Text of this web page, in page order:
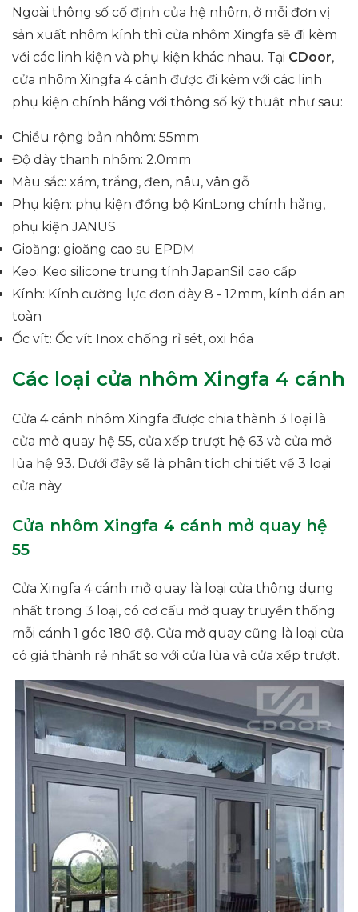
Ngoài thông số cố định của hệ nhôm, ở mỗi đơn vị
sản xuất nhôm kính thì cửa nhôm Xingfa sẽ đi kèm
với các linh kiện và phụ kiện khác nhau. Tại CDoor,
cửa nhôm Xingfa 4 cánh được đi kèm với các linh
phụ kiện chính hãng với thông số kỹ thuật như sau:
Chiều rộng bản nhôm: 55mm
Độ dày thanh nhôm: 2.0mm
Màu sắc: xám, trắng, đen, nâu, vân gỗ
Phụ kiện: phụ kiện đồng bộ KinLong chính hãng,
phụ kiện JANUS
Gioăng: gioăng cao su EPDM
Keo: Keo silicone trung tính JapanSil cao cấp
Kính: Kính cường lực đơn dày 8 - 12mm, kính dán an
toàn
Ốc vít: Ốc vít Inox chống rỉ sét, oxi hóa
Các loại cửa nhôm Xingfa 4 cánh
Cửa 4 cánh nhôm Xingfa được chia thành 3 loại là
cửa mở quay hệ 55, cửa xếp trượt hệ 63 và cửa mở
lùa hệ 93. Dưới đây sẽ là phân tích chi tiết về 3 loại
cửa này.
Cửa nhôm Xingfa 4 cánh mở quay hệ
55
Cửa Xingfa 4 cánh mở quay là loại cửa thông dụng
nhất trong 3 loại, có cơ cấu mở quay truyền thống
mỗi cánh 1 góc 180 độ. Cửa mở quay cũng là loại cửa
có giá thành rẻ nhất so với cửa lùa và cửa xếp trượt.